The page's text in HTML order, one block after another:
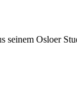
seinem Osloer